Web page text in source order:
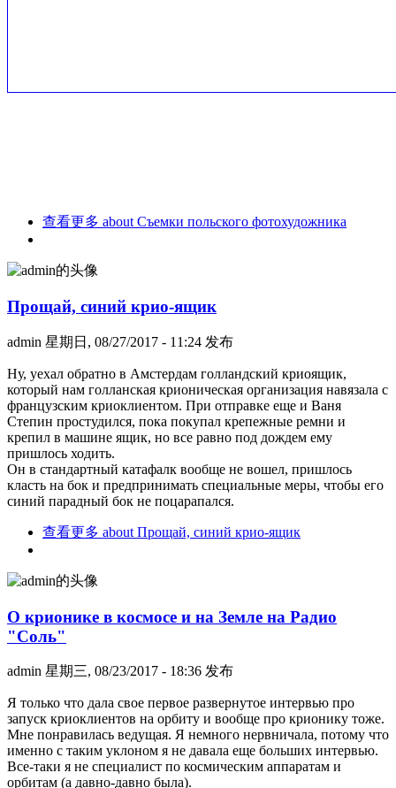
查看更多 about Съемки польского фотохудожника
Прощай, синий крио-ящик
admin 星期日, 08/27/2017 - 11:24 发布
Ну, уехал обратно в Амстердам голландский криоящик,
который нам голланская крионическая организация навязала с
французским криоклиентом. При отправке еще и Ваня
Степин простудился, пока покупал крепежные ремни и
крепил в машине ящик, но все равно под дождем ему
пришлось ходить.
Он в стандартный катафалк вообще не вошел, пришлось
класть на бок и предпринимать специальные меры, чтобы его
синий парадный бок не поцарапался.
查看更多 about Прощай, синий крио-ящик
О крионике в космосе и на Земле на Радио
"Соль"
admin 星期三, 08/23/2017 - 18:36 发布
Я только что дала свое первое развернутое интервью про
запуск криоклиентов на орбиту и вообще про крионику тоже.
Мне понравилась ведущая. Я немного нервничала, потому что
именно с таким уклоном я не давала еще больших интервью.
Все-таки я не специалист по космическим аппаратам и
орбитам (а давно-давно была).